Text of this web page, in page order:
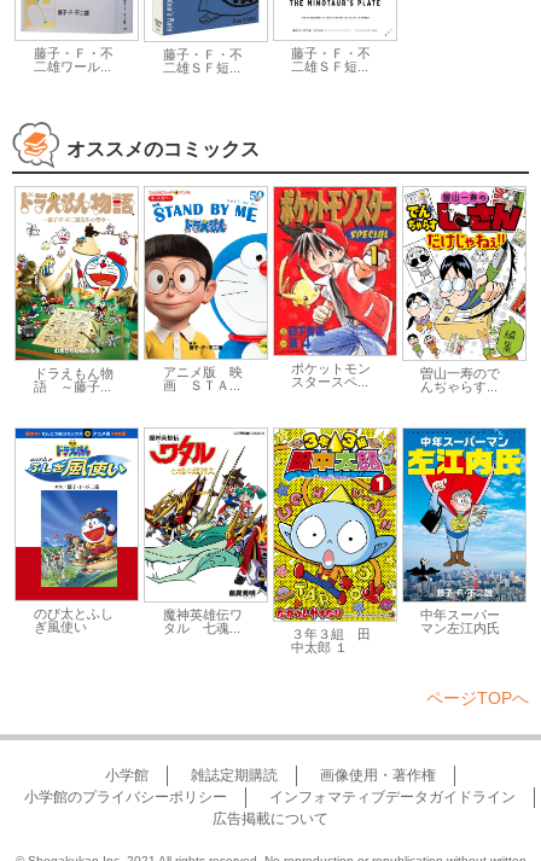
藤子・Ｆ・不
二雄ワール...
藤子・Ｆ・不
二雄ＳＦ短...
藤子・Ｆ・不
二雄ＳＦ短...
オススメのコミックス
ドラえもん物
語 ～藤子...
アニメ版 映
画 ＳＴＡ...
ポケットモン
スタースペ...
曽山一寿ので
んぢゃらす...
のび太とふし
ぎ風使い
魔神英雄伝ワ
タル 七魂...
３年３組 田
中太郎 １
中年スーパー
マン左江内氏
ページTOPへ
小学館 雑誌定期購読
画像使用・著作権
小学館のプライバシーポリシー
インフォマティブデータガイドライン
広告掲載について